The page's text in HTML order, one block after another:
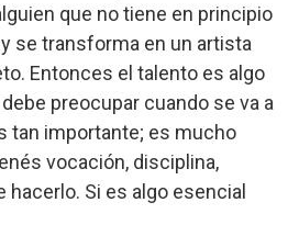
que no tiene en principio
se transforma en un artista
Entonces el talento es algo
preocupar cuando se va a
tan importante; es mucho
vocación, disciplina,
hacerlo. Si es algo esencial